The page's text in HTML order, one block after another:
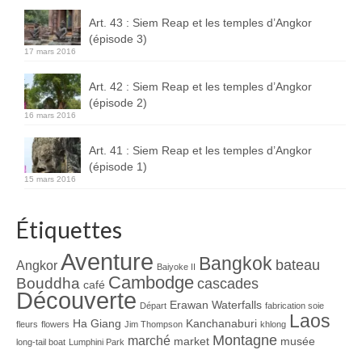
Art. 43 : Siem Reap et les temples d’Angkor
(épisode 3)
17 mars 2016
Art. 42 : Siem Reap et les temples d’Angkor
(épisode 2)
16 mars 2016
Art. 41 : Siem Reap et les temples d’Angkor
(épisode 1)
15 mars 2016
Étiquettes
Angkor Aventure Baiyoke II Bangkok bateau
Bouddha café Cambodge cascades
Découverte Départ Erawan Waterfalls fabrication soie
fleurs flowers Ha Giang Jim Thompson Kanchanaburi khlong Laos
long-tail boat Lumphini Park marché market Montagne musée